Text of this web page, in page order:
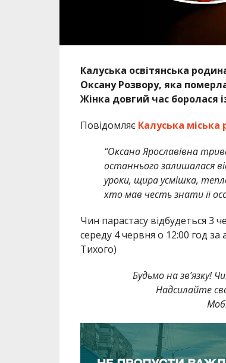
Калуська освітянська
Оксану Розвору, яка
Жінка довгий час боролася
Повідомляє Калуська міська
“Оксана Ярославівна
останнього залишалася
уроки, щира усмішка,
хто мав честь знати її
Чин парастасу відбудеться 3
середу 4 червня о 12:00 год
Тихого)
Будьмо на зв’язку!
Надсилайте